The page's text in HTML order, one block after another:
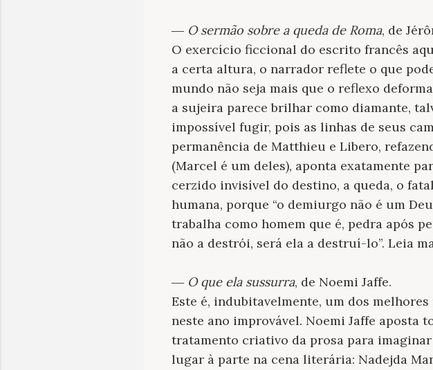
― O sermão sobre a queda de Roma, de
O exercício ficcional do escrito francês
a certa altura, o narrador reflete o que
mundo não seja mais que o reflexo
a sujeira parece brilhar como diamante,
impossível fugir, pois as linhas de seus
permanência de Matthieu e Libero,
(Marcel é um deles), aponta exatamente
cerzido invisível do destino, a queda, o
humana, porque “o demiurgo não é um
trabalha como homem que é, pedra após
não a destrói, será ela a destruí-lo”. Leia
― O que ela sussurra, de Noemi Jaffe.
Este é, indubitavelmente, um dos
neste ano improvável. Noemi Jaffe aposta
tratamento criativo da prosa para
lugar à parte na cena literária: Nadejda